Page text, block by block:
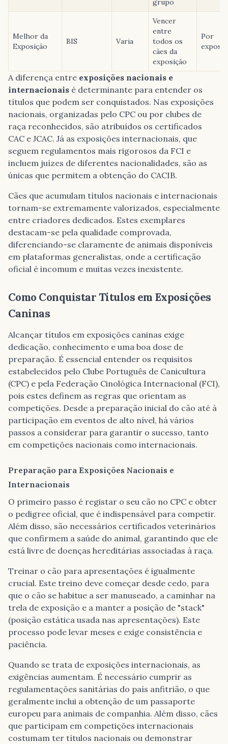
Melhor da
Exposição
BIS Varia
Vencer
entre
todos os
cães da
exposição
Por
A diferença entre exposições nacionais e
internacionais é determinante para entender os
títulos que podem ser conquistados. Nas exposições
nacionais, organizadas pelo CPC ou por clubes de
raça reconhecidos, são atribuídos os certificados
CAC e JCAC. Já as exposições internacionais, que
seguem regulamentos mais rigorosos da FCI e
incluem juízes de diferentes nacionalidades, são as
únicas que permitem a obtenção do CACIB.
Cães que acumulam títulos nacionais e internacionais
tornam-se extremamente valorizados, especialmente
entre criadores dedicados. Estes exemplares
destacam-se pela qualidade comprovada,
diferenciando-se claramente de animais disponíveis
em plataformas generalistas, onde a certificação
oficial é incomum e muitas vezes inexistente.
Como Conquistar Títulos em Exposições
Caninas
Alcançar títulos em exposições caninas exige
dedicação, conhecimento e uma boa dose de
preparação. É essencial entender os requisitos
estabelecidos pelo Clube Português de Canicultura
(CPC) e pela Federação Cinológica Internacional (FCI),
pois estes definem as regras que orientam as
competições. Desde a preparação inicial do cão até à
participação em eventos de alto nível, há vários
passos a considerar para garantir o sucesso, tanto
em competições nacionais como internacionais.
Preparação para Exposições Nacionais e
Internacionais
O primeiro passo é registar o seu cão no CPC e obter
o pedigree oficial, que é indispensável para competir.
Além disso, são necessários certificados veterinários
que confirmem a saúde do animal, garantindo que ele
está livre de doenças hereditárias associadas à raça.
Treinar o cão para apresentações é igualmente
crucial. Este treino deve começar desde cedo, para
que o cão se habitue a ser manuseado, a caminhar na
trela de exposição e a manter a posição de "stack"
(posição estática usada nas apresentações). Este
processo pode levar meses e exige consistência e
paciência.
Quando se trata de exposições internacionais, as
exigências aumentam. É necessário cumprir as
regulamentações sanitárias do país anfitrião, o que
geralmente inclui a obtenção de um passaporte
europeu para animais de companhia. Além disso, cães
que participam em competições internacionais
costumam ter títulos nacionais ou demonstrar